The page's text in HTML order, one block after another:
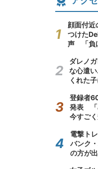
顔面付近
つけた
声 「負
ダレノ
な心遣
くれた
登録者
発表 「
今すごく
電撃ト
バンク
の方が